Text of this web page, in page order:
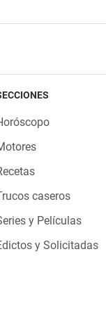
caseros
y Películas
y Solicitadas